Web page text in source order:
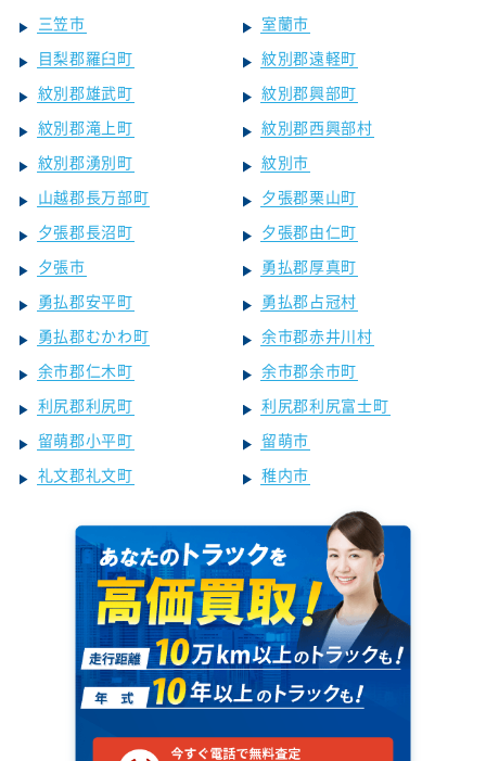
三笠市
室蘭市
目梨郡羅臼町
紋別郡遠軽町
紋別郡雄武町
紋別郡興部町
紋別郡滝上町
紋別郡西興部村
紋別郡湧別町
紋別市
山越郡長万部町
夕張郡栗山町
夕張郡長沼町
夕張郡由仁町
夕張市
勇払郡厚真町
勇払郡安平町
勇払郡占冠村
勇払郡むかわ町
余市郡赤井川村
余市郡仁木町
余市郡余市町
利尻郡利尻町
利尻郡利尻富士町
留萌郡小平町
留萌市
礼文郡礼文町
稚内市